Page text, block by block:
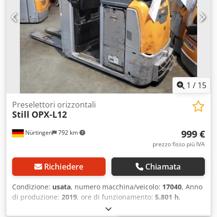
batteria: 24 V, tipo EPzS, 620 Ah, anno di fabbricazione
2025.
1 / 15
Nürtingen 792 km
Preselettori orizzontali
Still OPX-L12
999 €
prezzo fisso più IVA
Richiedere Chiamata
Condizione: usata, numero macchina/veicolo: 17040, Anno
di produzione: 2019, ore di funzionamento: 5.801 h,
, altezza di sollevamento: